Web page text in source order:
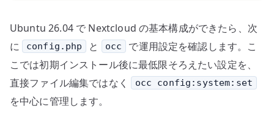
Ubuntu 26.04 で Nextcloud の基本構成ができたら、次
に
config.php と occ
で運用設定を確認します。こ
こでは初期インストール後に最低限そろえたい設定を、
直接ファイル編集ではなく
occ config:system:set
を中心に管理します。